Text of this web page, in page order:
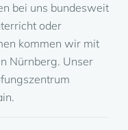
bei uns bundesweit
oder
kommen wir mit
Nürnberg. Unser